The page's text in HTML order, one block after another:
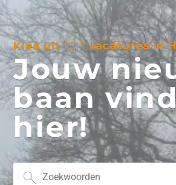
Kies uit1511vacatures in
Jouw
baan
hier!